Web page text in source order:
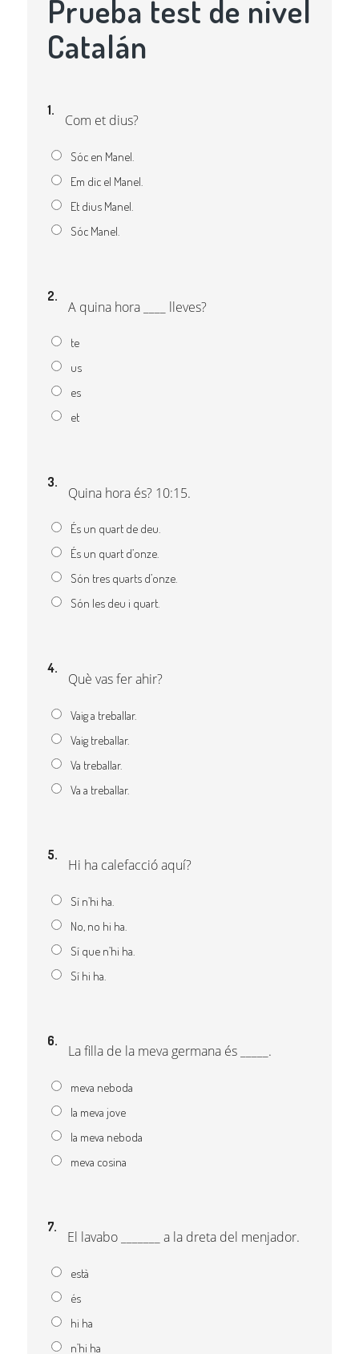
Prueba test de nivel
Catalán
1.
Com et dius?
Sóc en Manel.
Em dic el Manel.
Et dius Manel.
Sóc Manel.
2.
A quina hora ____ lleves?
te
us
es
et
3.
Quina hora és? 10:15.
És un quart de deu.
És un quart d’onze.
Són tres quarts d’onze.
Són les deu i quart.
4.
Què vas fer ahir?
Vaig a treballar.
Vaig treballar.
Va treballar.
Va a treballar.
5.
Hi ha calefacció aquí?
Sí n’hi ha.
No, no hi ha.
Sí que n’hi ha.
Sí hi ha.
6.
La filla de la meva germana és _____.
meva neboda
la meva jove
la meva neboda
meva cosina
7.
El lavabo _______ a la dreta del menjador.
està
és
hi ha
n’hi ha